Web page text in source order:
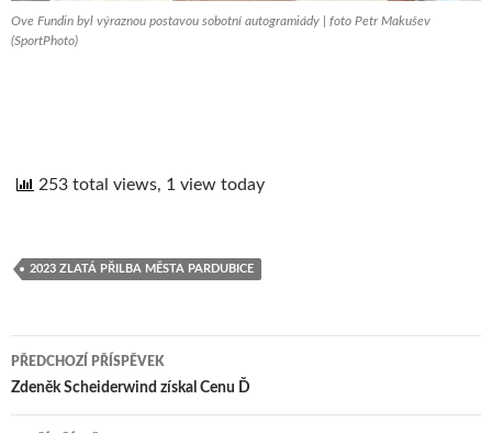
Ove Fundin byl výraznou postavou sobotní autogramiády | foto Petr Makušev
(SportPhoto)
253 total views, 1 view today
2023 ZLATÁ PŘILBA MĚSTA PARDUBICE
Navigace
PŘEDCHOZÍ PŘÍSPĚVEK
Zdeněk Scheiderwind získal Cenu Ď